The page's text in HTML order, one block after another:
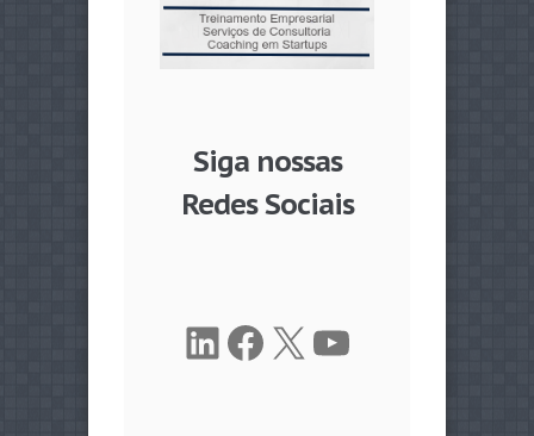
Siga nossas
Redes Sociais
LinkedIn
Facebook
X Youtube